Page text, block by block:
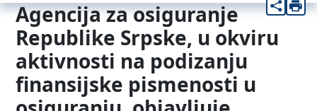
Agencija za osiguranje
Republike Srpske, u okviru
aktivnosti na podizanju
finansijske pismenosti u